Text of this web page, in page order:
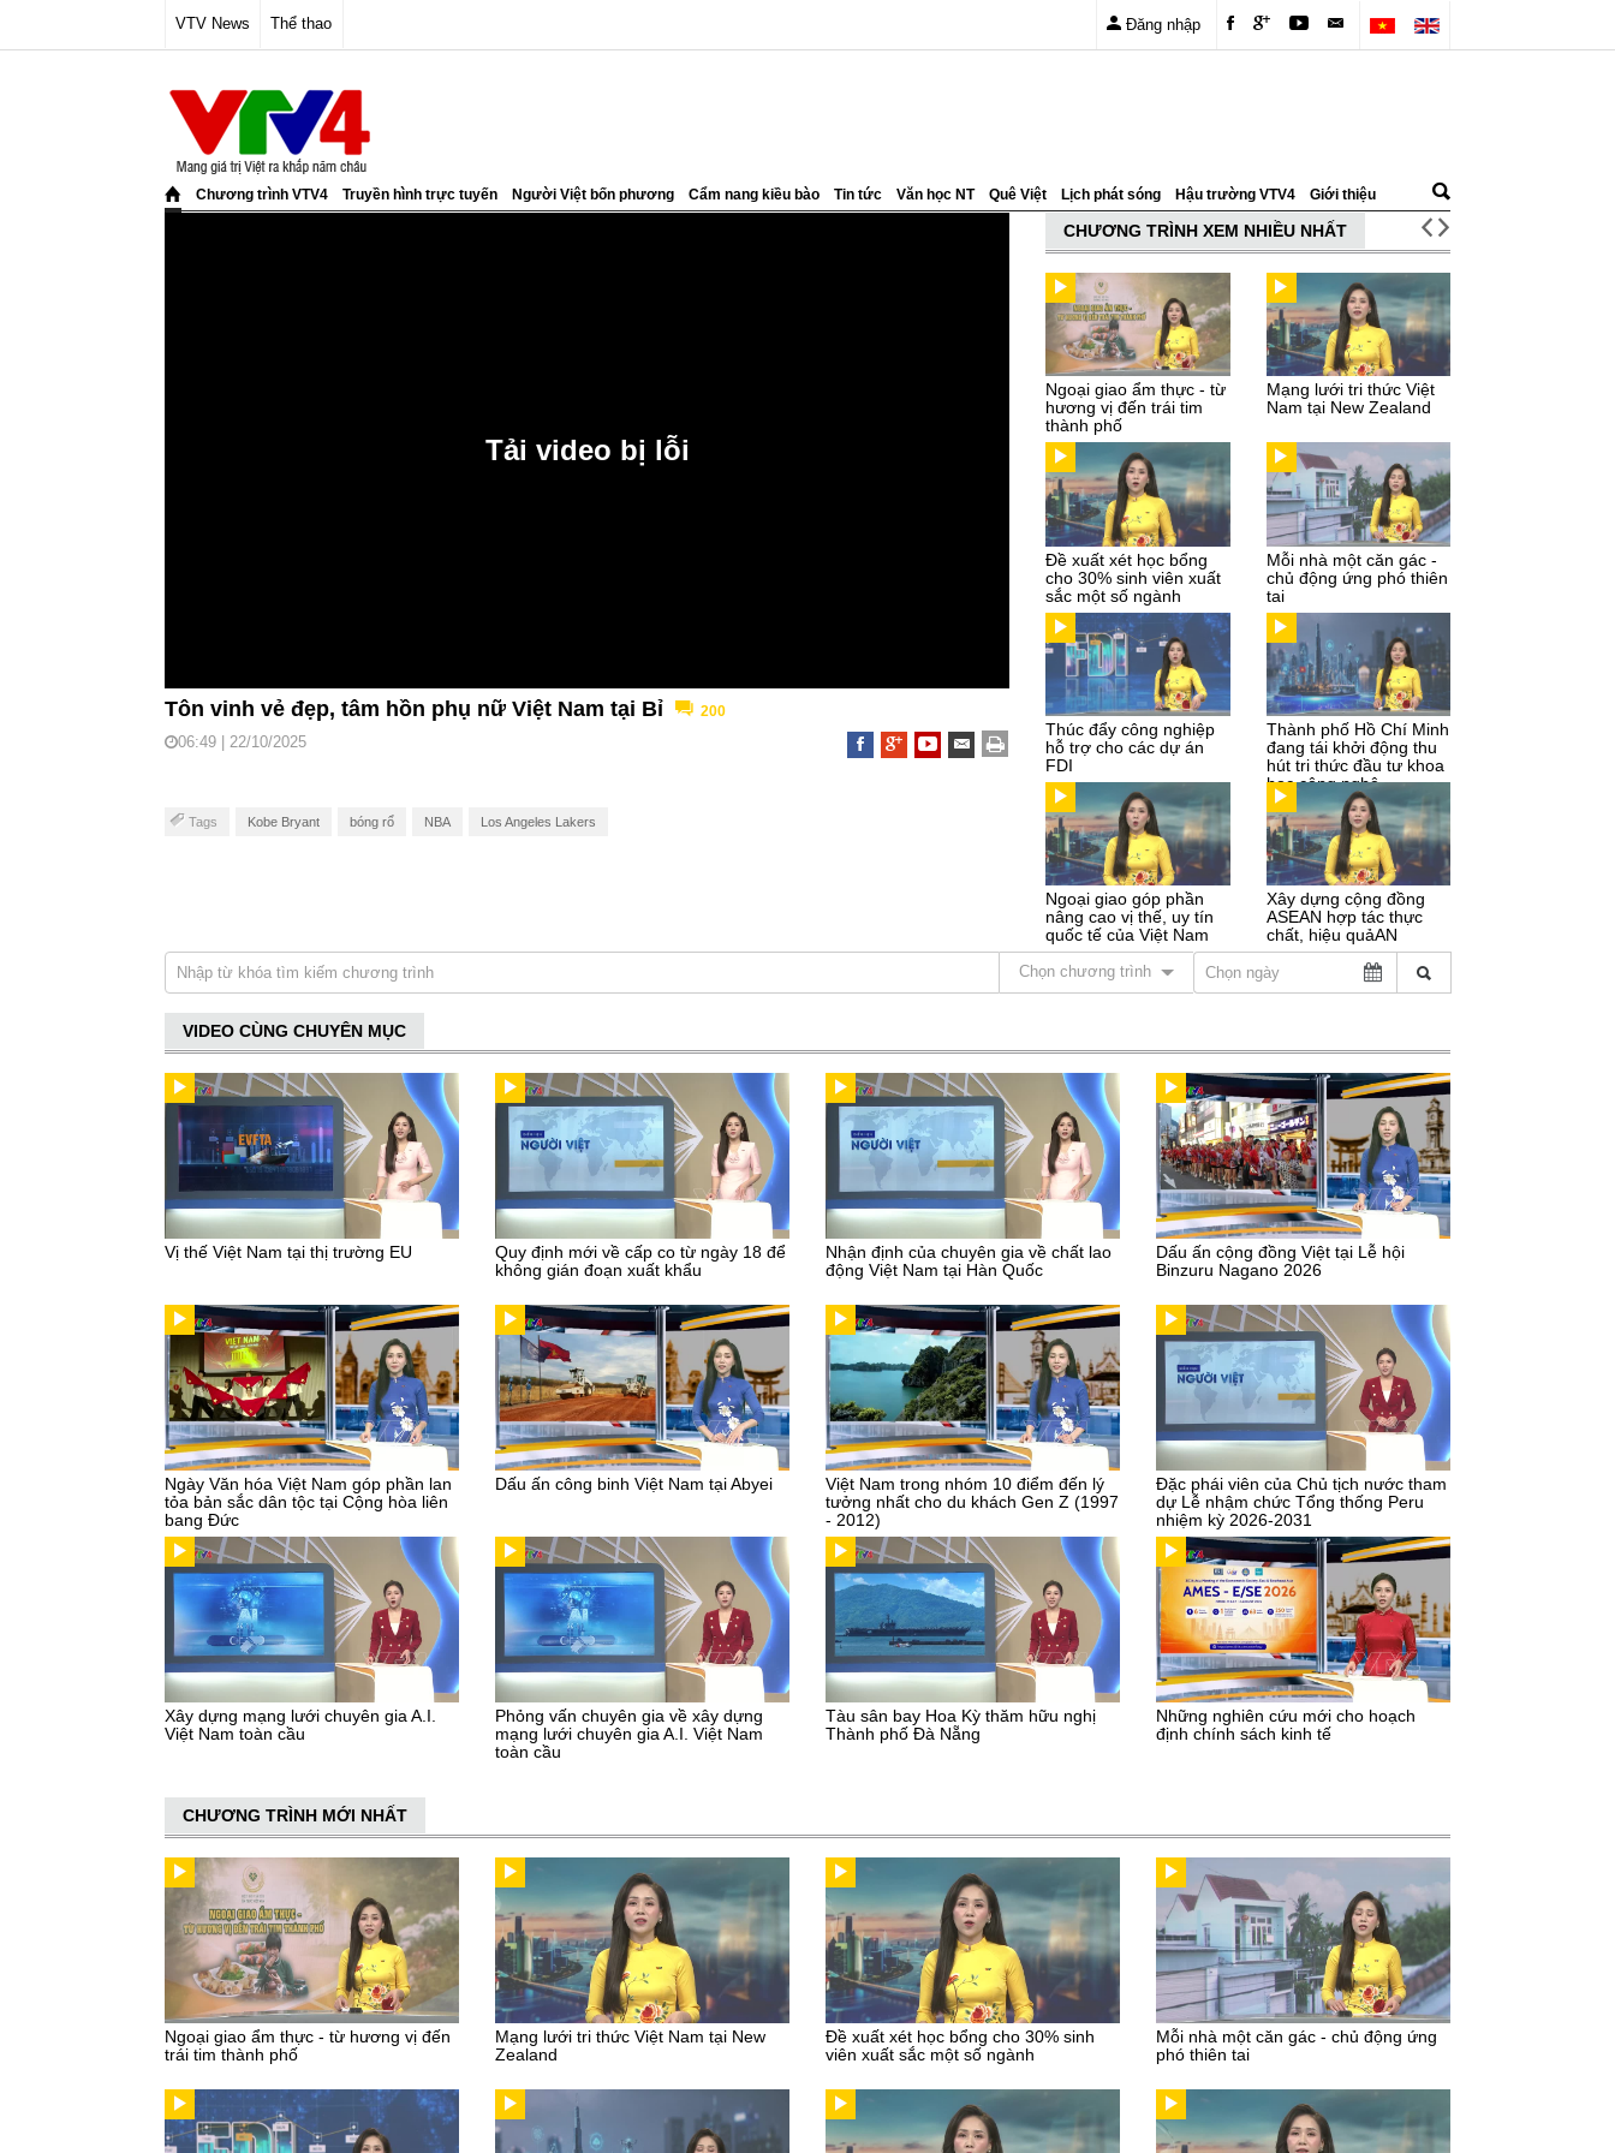
VTV News Thể thao Đăng nhập
Chương trình VTV4 Truyền hình trực tuyến Người Việt bốn phương Cẩm nang kiều bào Tin tức Văn học NT Quê Việt Lịch phát sóng Hậu trường VTV4 Giới thiệu
Tôn vinh vẻ đẹp, tâm hồn phụ nữ Việt Nam tại Bỉ 200
06:49 | 22/10/2025
Tags Kobe Bryant bóng rổ NBA Los Angeles Lakers
CHƯƠNG TRÌNH XEM NHIỀU NHẤT
Ngoại giao ẩm thực - từ
hương vị đến trái tim
thành phố
Mạng lưới tri thức Việt
Nam tại New Zealand
Đề xuất xét học bổng
cho 30% sinh viên xuất
sắc một số ngành
Mỗi nhà một căn gác -
chủ động ứng phó thiên
tai
Thúc đẩy công nghiệp
hỗ trợ cho các dự án
FDI
Thành phố Hồ Chí Minh
đang tái khởi động thu
hút tri thức đầu tư khoa
học công nghệ
Ngoại giao góp phần
nâng cao vị thế, uy tín
quốc tế của Việt Nam
Xây dựng cộng đồng
ASEAN hợp tác thực
chất, hiệu quảAN
Chọn chương trình
VIDEO CÙNG CHUYÊN MỤC
Vị thế Việt Nam tại thị trường EU
Quy định mới về cấp co từ ngày 18 để
không gián đoạn xuất khẩu
Nhận định của chuyên gia về chất lao
động Việt Nam tại Hàn Quốc
Dấu ấn cộng đồng Việt tại Lễ hội
Binzuru Nagano 2026
Ngày Văn hóa Việt Nam góp phần lan
tỏa bản sắc dân tộc tại Cộng hòa liên
bang Đức
Dấu ấn công binh Việt Nam tại Abyei
Việt Nam trong nhóm 10 điểm đến lý
tưởng nhất cho du khách Gen Z (1997
- 2012)
Đặc phái viên của Chủ tịch nước tham
dự Lễ nhậm chức Tổng thống Peru
nhiệm kỳ 2026-2031
Xây dựng mạng lưới chuyên gia A.I.
Việt Nam toàn cầu
Phỏng vấn chuyên gia về xây dựng
mạng lưới chuyên gia A.I. Việt Nam
toàn cầu
Tàu sân bay Hoa Kỳ thăm hữu nghị
Thành phố Đà Nẵng
Những nghiên cứu mới cho hoạch
định chính sách kinh tế
CHƯƠNG TRÌNH MỚI NHẤT
Ngoại giao ẩm thực - từ hương vị đến
trái tim thành phố
Mạng lưới tri thức Việt Nam tại New
Zealand
Đề xuất xét học bổng cho 30% sinh
viên xuất sắc một số ngành
Mỗi nhà một căn gác - chủ động ứng
phó thiên tai